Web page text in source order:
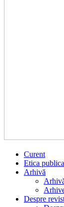
Curent
Etica
Arhivă
Despre